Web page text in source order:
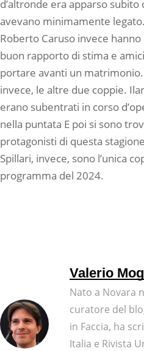
d’altronde era apparso subito
avevano minimamente
Roberto Caruso invece
buon rapporto di stima e
portare avanti un
invece, le altre due coppie.
erano subentrati in corso
nella puntata E poi si sono
protagonisti di questa
Spillari, invece, sono l’unica
programma del 2024.
Valerio
Nato a Novara
curatore del
in Faccia, ha
Italia e Rivista